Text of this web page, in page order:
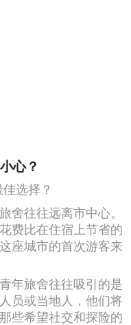
心？
选择？
舍往往远离市中心。
费比在住宿上节省的
座城市的首次游客来
年旅舍往往吸引的是
员或当地人，他们将
些希望社交和探险的